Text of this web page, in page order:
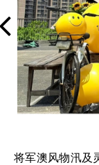
将军澳风物汛及